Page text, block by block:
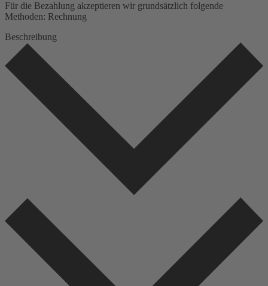
Für die Bezahlung akzeptieren wir grundsätzlich folgende
Methoden: Rechnung
Beschreibung